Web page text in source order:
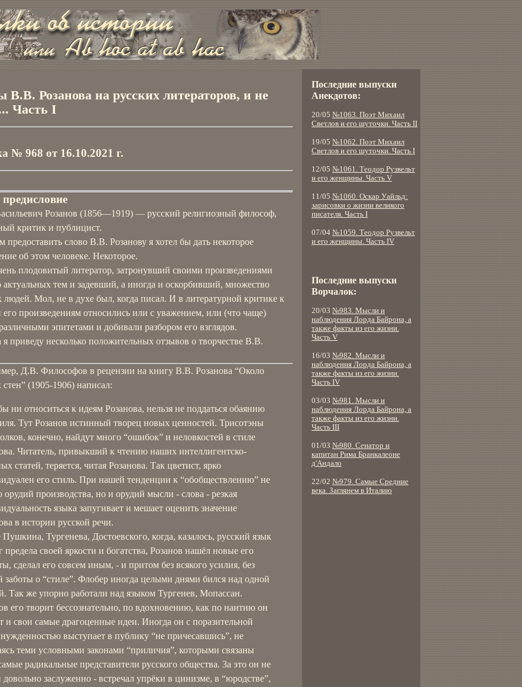
В.В. Розанова на русских литераторов, и не
Часть I
№ 968 от 16.10.2021 г.
Розанов (1856—1919) — русский религиозный философ,
критик и публицист.
предоставить слово В.В. Розанову я хотел бы дать некоторое
об этом человеке. Некоторое.
плодовитый литератор, затронувший своими произведениями
актуальных тем и задевший, а иногда и оскорбивший, множество
людей. Мол, не в духе был, когда писал. И в литературной критике к
его произведениям относились или с уважением, или (что чаще)
эпитетами и добивали разбором его взглядов.
я приведу несколько положительных отзывов о творчестве В.В.
Д.В. Философов в рецензии на книгу В.В. Розанова “Около
(1905-1906) написал:
ни относиться к идеям Розанова, нельзя не поддаться обаянию
Тут Розанов истинный творец новых ценностей. Трисотэны
конечно, найдут много “ошибок” и неловкостей в стиле
Читатель, привыкший к чтению наших интеллигентско-
статей, теряется, читая Розанова. Так цветист, ярко
его стиль. При нашей тенденции к “обобществлению” не
орудий производства, но и орудий мысли - слова - резкая
языка запугивает и мешает оценить значение
в истории русской речи.
Тургенева, Достоевского, когда, казалось, русский язык
предела своей яркости и богатства, Розанов нашёл новые его
сделал его совсем иным, - и притом без всякого усилия, без
заботы о “стиле”. Флобер иногда целыми днями бился над одной
Так же упорно работали над языком Тургенев, Мопассан.
его творит бессознательно, по вдохновению, как по наитию он
и свои самые драгоценные идеи. Иногда он с поразительной
выступает в публику “не причесавшись”, не
теми условными законами “приличия”, которыми связаны
радикальные представители русского общества. За это он не
довольно заслуженно - встречал упрёки в цинизме, в “юродстве”,
Последние выпуски
Анекдотов:
20/05 №1063. Поэт Михаил
Светлов и его шуточки. Часть II
19/05 №1062. Поэт Михаил
Светлов и его шуточки. Часть I
12/05 №1061. Теодор Рузвельт
и его женщины. Часть V
11/05 №1060. Оскар Уайльд:
зарисовки о жизни великого
писателя. Часть I
07/04 №1059. Теодор Рузвельт
и его женщины. Часть IV
Последние выпуски
Ворчалок:
20/03 №983. Мысли и
наблюдения Лорда Байрона, а
также факты из его жизни.
Часть V
16/03 №982. Мысли и
наблюдения Лорда Байрона, а
также факты из его жизни.
Часть IV
03/03 №981. Мысли и
наблюдения Лорда Байрона, а
также факты из его жизни.
Часть III
01/03 №980. Сенатор и
капитан Рима Бранкалеоне
д'Андало
22/02 №979. Самые Средние
века. Заглянем в Италию